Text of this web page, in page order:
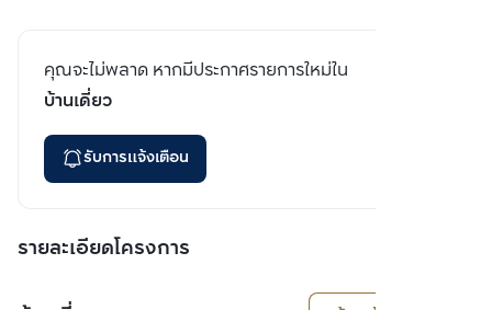
คุณจะไม่พลาด หากมีประกาศรายการใหม่ใน
บ้านเดี่ยว
รับการแจ้งเตือน
รายละเอียดโครงการ